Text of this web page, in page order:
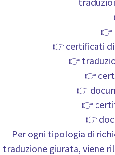
👉
👉 certificati di
👉
👉
👉
👉
👉
Per ogni tipologia di
traduzione giurata, viene